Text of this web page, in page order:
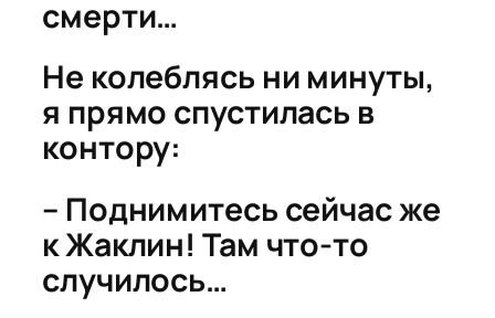
смерти…
Не колеблясь ни минуты,
я прямо спустилась в
контору:
– Поднимитесь сейчас же
к Жаклин! Там что-то
случилось…